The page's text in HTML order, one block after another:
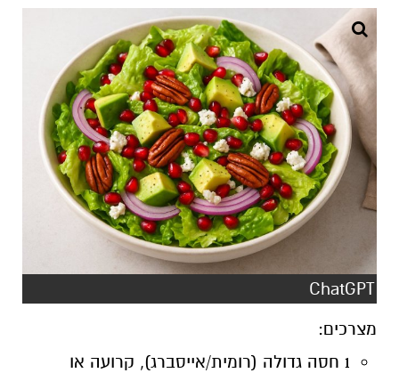
ChatGPT
מצרכים:
1 חסה גדולה (רומית/אייסברג), קרועה או